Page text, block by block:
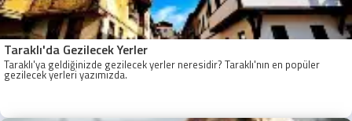
Taraklı'da Gezilecek Yerler
Taraklı'ya geldiğinizde gezilecek yerler neresidir? Taraklı'nın en popüler
gezilecek yerleri yazımızda.